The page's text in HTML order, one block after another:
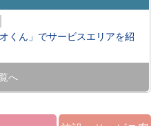
くん」でサービスエリアを紹
へ